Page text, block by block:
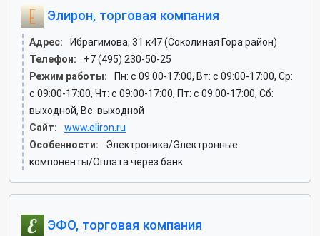
Элирон, торговая компания
Адрес:
Ибрагимова, 31 к47 (Соколиная Гора район)
Телефон:
+7 (495) 230-50-25
Режим работы:
Пн: c 09:00-17:00, Вт: c 09:00-17:00, Ср:
c 09:00-17:00, Чт: c 09:00-17:00, Пт: c 09:00-17:00, Сб:
выходной, Вс: выходной
Сайт:
www.eliron.ru
Особенности:
Электроника/Электронные
компоненты/Оплата через банк
ЭФО, торговая компания